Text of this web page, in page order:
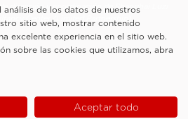
dirección y coordinación de Shanghai Luzi
Center (Limited Partnership)
de los datos de nuestros
sitio web, mostrar contenido
excelente experiencia en el sitio web.
sobre las cookies que utilizamos, abra
Aceptar todo